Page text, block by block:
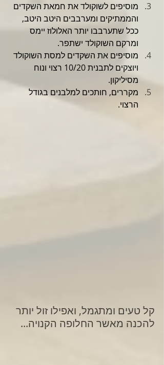
מוסיפים לשוקולד את חמאת השקדים
והממתיקים ומערבבים היטב היטב,
ככל שתערבבו יותר האלולוז יימס
ומרקם השוקולד ישתפר.
מוסיפים את השקדים למסת השוקולד
ויוצקים לתבנית 10/20 רצוי ונוח
מסיליקון.
מקררים, חותכים למלבנים בגודל
הרצוי.
קל טעים ומתגמל, ואפילו זול יותר
להכנה מאשר החלופה הקנויה...